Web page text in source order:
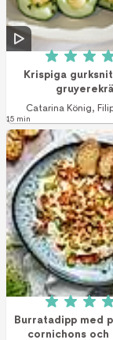
Krispiga
Catarina König,
15 min
Burratadipp med
cornichons och